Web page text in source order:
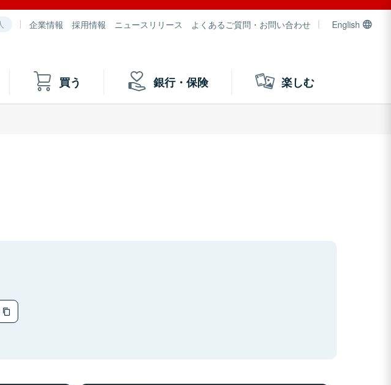
企業情報 採用情報 ニュースリリース よくあるご質問・お問い合わせ English
買う 銀行・保険 楽しむ